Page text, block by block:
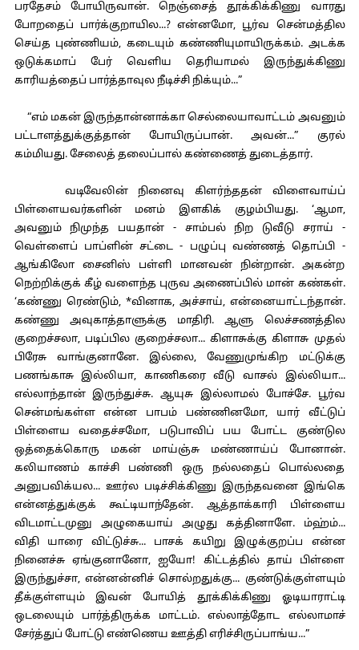
பரதேசம் போயிருவான். நெஞ்சைத் தூக்கிக்கிணு வாரது
போறதைப் பார்க்குறாயில...? என்னமோ, பூர்வ சென்மத்தில
செய்த புண்ணியம், கடையும் கண்ணியுமாயிருக்கம். அடக்க
ஒடுக்கமாப் பேர் வெளிய தெரியாமல் இருந்துக்கிணு
காரியத்தைப் பார்த்தாவுல நீடிச்சி நிக்யும்...”
“எம் மகன் இருந்தான்னாக்கா செல்லையாவாட்டம் அவனும்
பட்டாளத்துக்குத்தான் போயிருப்பான். அவன்...” குரல்
கம்மியது. சேலைத் தலைப்பால் கண்ணைத் துடைத்தார்.
வடிவேலின் நினைவு கிளர்ந்ததன் விளைவாய்ப்
பிள்ளையவர்களின் மனம் இளகிக் குழம்பியது. ‘ஆமா,
அவனும் நிமுந்த பயதான் - சாம்பல் நிற டுவீடு சராய் -
வெள்ளைப் பாப்ளின் சட்டை - பழுப்பு வண்ணத் தொப்பி -
ஆங்கிலோ சைனிஸ் பள்ளி மானவன் நின்றான். அகன்ற
நெற்றிக்குக் கீழ் வளைந்த புருவ அணைப்பில் மான் கண்கள்.
‘கண்ணு ரெண்டும், *வினாக, அச்சாய், என்னையாட்டந்தான்.
கண்ணு அவுகாத்தாளுக்கு மாதிரி. ஆளு லெச்சணத்தில
குறைச்சலா, படிப்பில குறைச்சலா... கிளாசுக்கு கிளாசு முதல்
பிரேசு வாங்குனானே. இல்லை, வேணுமுங்கிற மட்டுக்கு
பணங்காசு இல்லியா, காணிகரை வீடு வாசல் இல்லியா...
எல்லாந்தான் இருந்துச்சு. ஆயுசு இல்லாமல் போச்சே. பூர்வ
சென்மங்கள்ள என்ன பாபம் பண்ணினமோ, யார் வீட்டுப்
பிள்ளைய வதைச்சமோ, படுபாவிப் பய போட்ட குண்டுல
ஒத்தைக்கொரு மகன் மாய்ஞ்சு மண்ணாய்ப் போனான்.
கலியாணம் காச்சி பண்ணி ஒரு நல்லதைப் பொல்லதை
அனுபவிக்யல... ஊர்ல படிச்சிக்கிணு இருந்தவனை இங்கெ
என்னத்துக்குக் கூட்டியாந்தேன். ஆத்தாக்காரி பிள்ளைய
விடமாட்டமுனு அழுகையாய் அழுது கத்தினாளே. ம்ஹ்ம்...
விதி யாரை விட்டுச்சு... பாசக் கயிறு இழுக்குறப்ப என்ன
நினைச்சு ஏங்குனானோ, ஐயோ! கிட்டத்தில் தாய் பிள்ளை
இருந்துச்சா, என்னன்னிச் சொல்றதுக்கு... குண்டுக்குள்ளயும்
தீக்குள்ளயும் இவன் போயித் தூக்கிக்கிணு ஓடியாராட்டி
ஒடலையும் பார்த்திருக்க மாட்டம். எல்லாத்தோட எல்லாமாச்
சேர்த்துப் போட்டு எண்ணெய ஊத்தி எரிச்சிருப்பாங்ய...”